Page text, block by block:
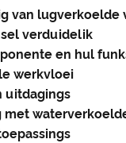
van lugverkoelde
verduidelik
en hul
werkvloei
uitdagings
met